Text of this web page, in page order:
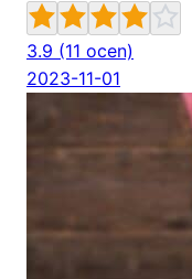
3.9 (11 ocen)
2023-11-01